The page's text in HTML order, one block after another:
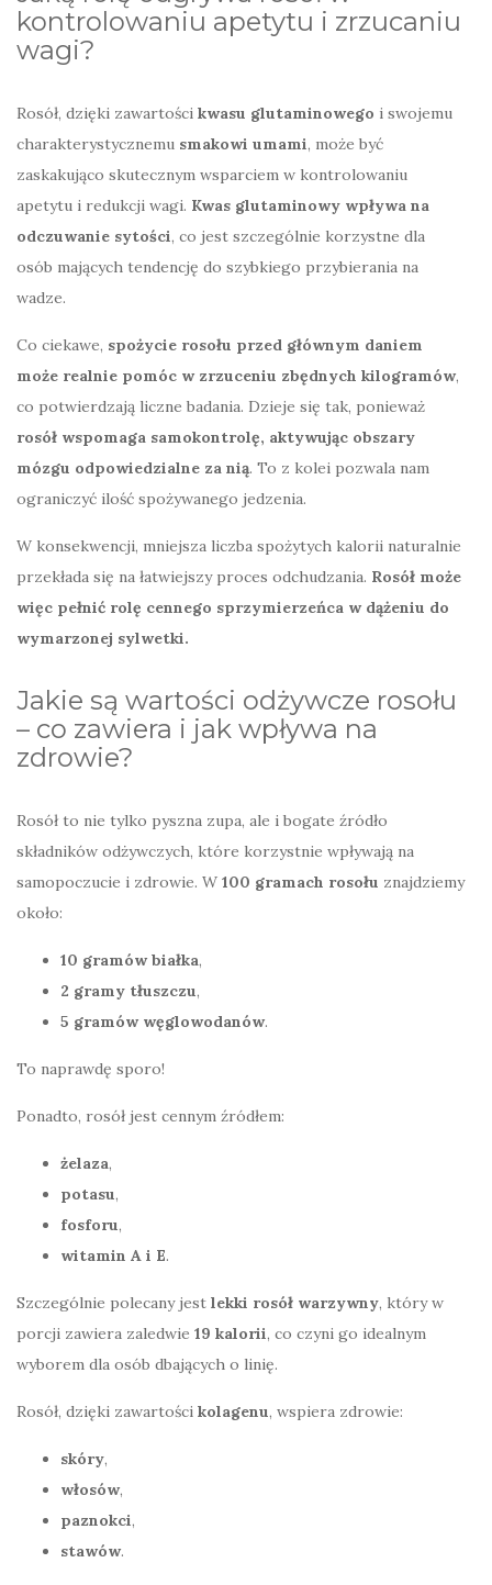
kontrolowaniu apetytu i zrzucaniu
wagi?
Rosół, dzięki zawartości kwasu glutaminowego i swojemu
charakterystycznemu smakowi umami, może być
zaskakująco skutecznym wsparciem w kontrolowaniu
apetytu i redukcji wagi. Kwas glutaminowy wpływa na
odczuwanie sytości, co jest szczególnie korzystne dla
osób mających tendencję do szybkiego przybierania na
wadze.
Co ciekawe, spożycie rosołu przed głównym daniem
może realnie pomóc w zrzuceniu zbędnych kilogramów,
co potwierdzają liczne badania. Dzieje się tak, ponieważ
rosół wspomaga samokontrolę, aktywując obszary
mózgu odpowiedzialne za nią. To z kolei pozwala nam
ograniczyć ilość spożywanego jedzenia.
W konsekwencji, mniejsza liczba spożytych kalorii naturalnie
przekłada się na łatwiejszy proces odchudzania. Rosół może
więc pełnić rolę cennego sprzymierzeńca w dążeniu do
wymarzonej sylwetki.
Jakie są wartości odżywcze rosołu
– co zawiera i jak wpływa na
zdrowie?
Rosół to nie tylko pyszna zupa, ale i bogate źródło
składników odżywczych, które korzystnie wpływają na
samopoczucie i zdrowie. W 100 gramach rosołu znajdziemy
około:
10 gramów białka,
2 gramy tłuszczu,
5 gramów węglowodanów.
To naprawdę sporo!
Ponadto, rosół jest cennym źródłem:
żelaza,
potasu,
fosforu,
witamin A i E.
Szczególnie polecany jest lekki rosół warzywny, który w
porcji zawiera zaledwie 19 kalorii, co czyni go idealnym
wyborem dla osób dbających o linię.
Rosół, dzięki zawartości kolagenu, wspiera zdrowie:
skóry,
włosów,
paznokci,
stawów.